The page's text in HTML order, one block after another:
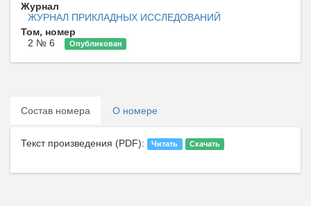
Журнал
ЖУРНАЛ ПРИКЛАДНЫХ ИССЛЕДОВАНИЙ
Том, номер
2 № 6
Опубликован
Состав номера О номере
Текст произведения (PDF): Читать Скачать